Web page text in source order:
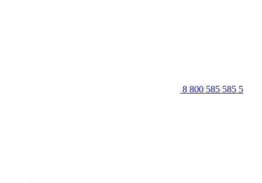
8 800 585 585 5